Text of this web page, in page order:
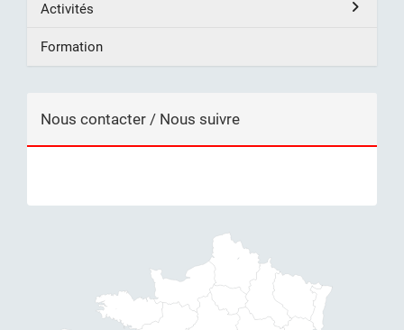
Activités
Formation
Nous contacter / Nous suivre